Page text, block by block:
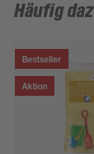
Häufig
Bestseller
Aktion